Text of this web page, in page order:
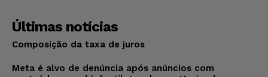
Últimas notícias
Composição da taxa de juros
Meta é alvo de denúncia após anúncios com